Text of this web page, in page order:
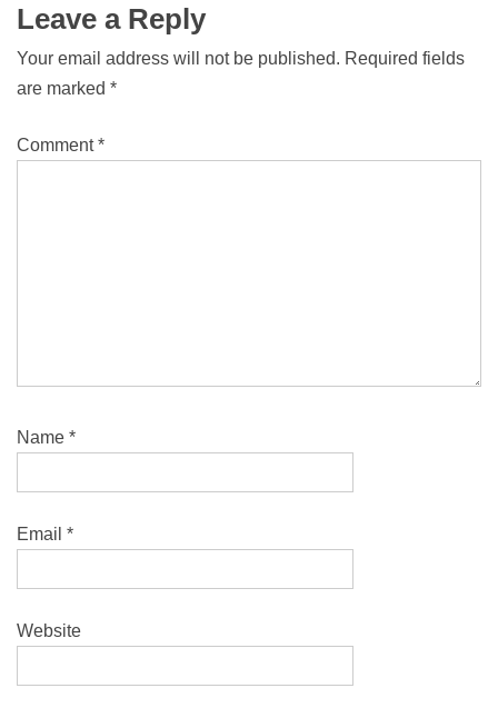
Leave a Reply
Your email address will not be published. Required fields
are marked *
Comment*
Name *
Email *
Website